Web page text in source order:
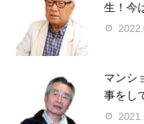
生！今
マンシ
事をし